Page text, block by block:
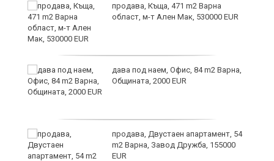
продава, Къща, 471 m2 Варна
област, м-т Ален Мак, 530000 EUR
дава под наем, Офис, 84 m2 Варна,
Общината, 2000 EUR
продава, Двустаен апартамент, 54
m2 Варна, Завод Дружба, 155000
EUR